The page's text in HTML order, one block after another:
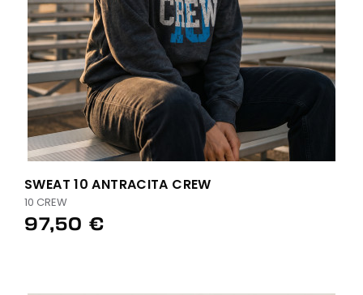
SWEAT 10 ANTRACITA CREW
10 CREW
97,50 €